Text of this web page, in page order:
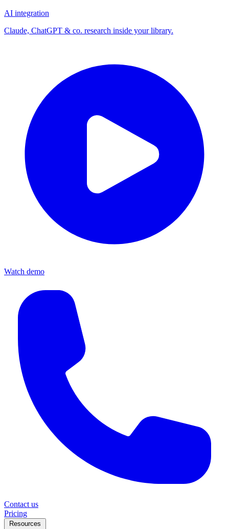
AI integration
Claude, ChatGPT & co. research inside your library.
Watch demo
Contact us
Pricing
Resources